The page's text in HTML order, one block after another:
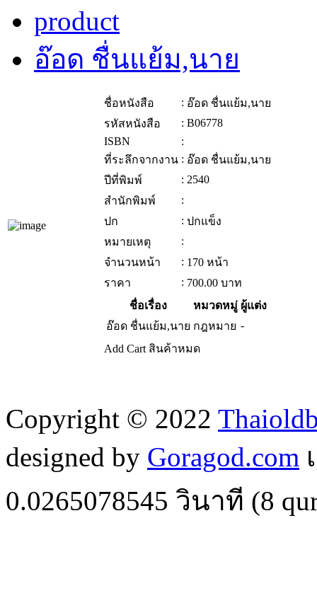
product
อ๊อด ชื่นแย้ม,นาย
ชื่อหนังสือ : อ๊อด ชื่นแย้ม,นาย
รหัสหนังสือ
: B06778
ISBN
:
ที่ระลึกจากงาน : อ๊อด ชื่นแย้ม,นาย
ปีที่พิมพ์
: 2540
สำนักพิมพ์
:
ปก
: ปกแข็ง
หมายเหตุ
:
จำนวนหน้า
: 170 หน้า
ราคา
: 700.00 บาท
ชื่อเรื่อง
หมวดหมู่ ผู้แต่ง
อ๊อด ชื่นแย้ม,นาย กฎหมาย -
Add Cart สินค้าหมด
Copyright © 2022
designed by Goragod.com
0.0265078545 วินาที (8